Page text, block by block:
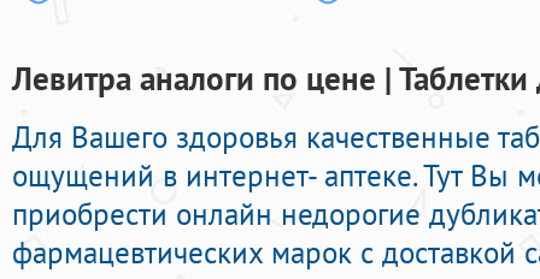
Левитра аналоги по цене |
Для Вашего здоровья качественные
ощущений в интернет- аптеке. Тут Вы
приобрести онлайн недорогие
фармацевтических марок с доставкой